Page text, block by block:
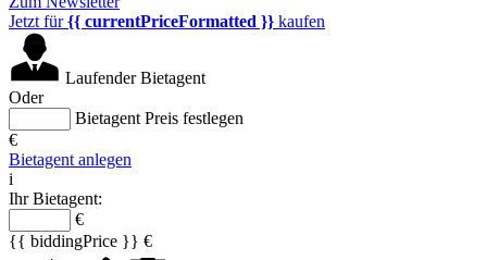
Jetzt für{{ currentPriceFormatted }} kaufen
Laufender Bietagent
Oder
Bietagent Preis festlegen
€
Bietagent anlegen
i
Ihr Bietagent:
€
{{ biddingPrice }} €